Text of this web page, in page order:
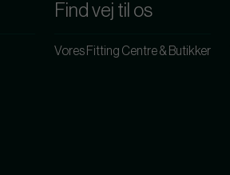
Find vej til os
Vores Fitting Centre & Butikker